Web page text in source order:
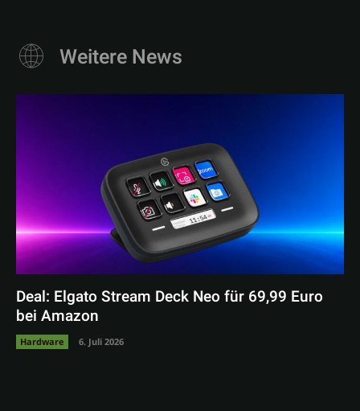
Weitere News
Deal: Elgato Stream Deck Neo für 69,99 Euro
bei Amazon
Hardware 6. Juli 2026